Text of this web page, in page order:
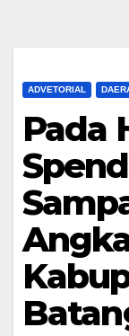
ADVETORIAL
Pada